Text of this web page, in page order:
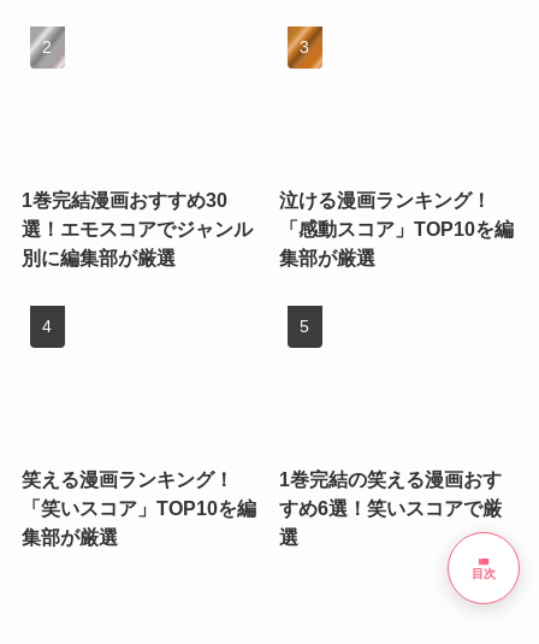
1巻完結漫画おすすめ30
選！エモスコアでジャンル
別に編集部が厳選
泣ける漫画ランキング！
「感動スコア」TOP10を編
集部が厳選
笑える漫画ランキング！
「笑いスコア」TOP10を編
集部が厳選
1巻完結の笑える漫画おす
すめ6選！笑いスコアで厳
選
list
目次